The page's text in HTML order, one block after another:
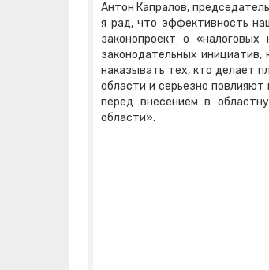
Антон Капралов,
я рад, что эффективность
законопроект о
законодательных
наказывать тех, кто делает
области и серьезно повлияют
перед внесением в
области».